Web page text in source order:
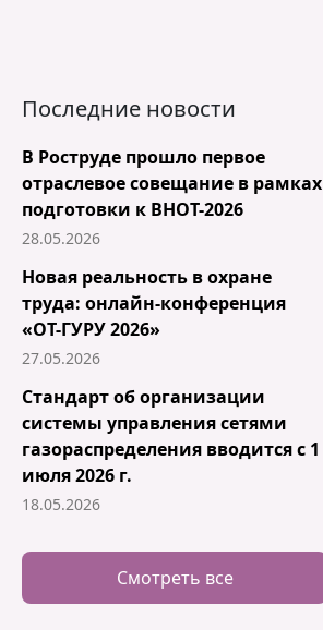
Последние новости
В Роструде прошло первое
отраслевое совещание в рамках
подготовки к ВНОТ-2026
28.05.2026
Новая реальность в охране
труда: онлайн-конференция
«ОТ-ГУРУ 2026»
27.05.2026
Стандарт об организации
системы управления сетями
газораспределения вводится с 1
июля 2026 г.
18.05.2026
Смотреть все